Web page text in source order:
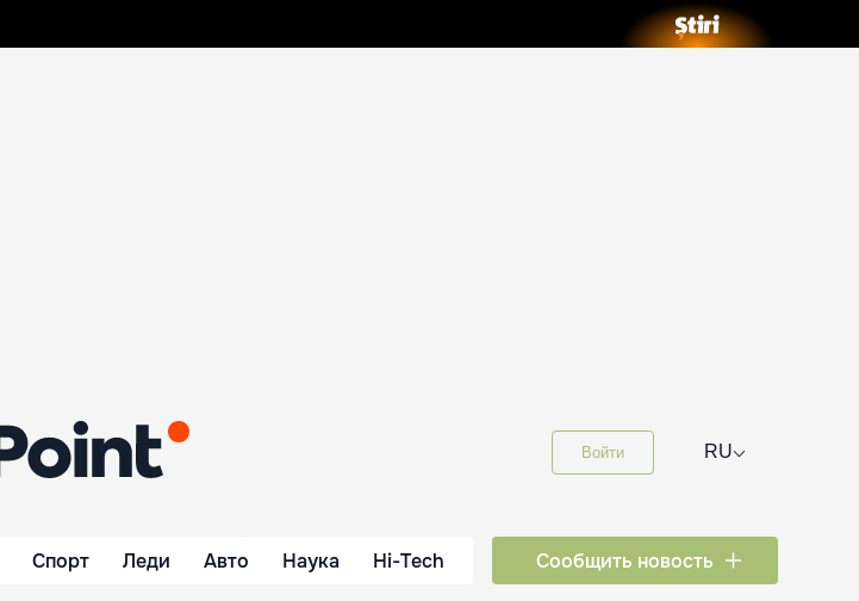
Войти RU⌵
Спорт Леди Авто Наука Hi-Tech Сообщить новость